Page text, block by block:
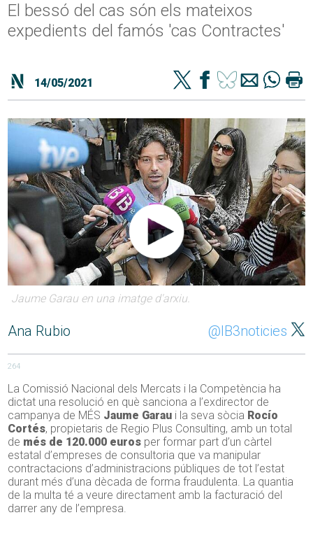
El bessó del cas són els mateixos
expedients del famós 'cas Contractes'
14/05/2021
Jaume Garau en una imatge d'arxiu.
Ana Rubio @IB3noticies
264
La Comissió Nacional dels Mercats i la Competència ha
dictat una resolució en què sanciona a l’exdirector de
campanya de MÉS Jaume Garau i la seva sòcia Rocío
Cortés, propietaris de Regio Plus Consulting, amb un total
de més de 120.000 euros per formar part d’un càrtel
estatal d’empreses de consultoria que va manipular
contractacions d’administracions públiques de tot l’estat
durant més d’una dècada de forma fraudulenta. La quantia
de la multa té a veure directament amb la facturació del
darrer any de l’empresa.